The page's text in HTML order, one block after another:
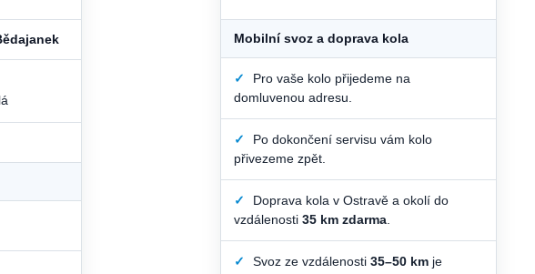
Mobilní svoz a doprava kola
✓
Pro vaše kolo přijedeme na
domluvenou adresu.
✓
Po dokončení servisu vám kolo
přivezeme zpět.
✓
Doprava kola v Ostravě a okolí do
vzdálenosti 35 km zdarma
✓ Svoz ze vzdálenosti 35–50 km je